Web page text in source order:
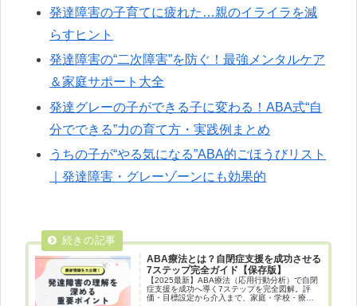
発達障害の子育てに疲れた…親のイライラを減
らすヒント
発達障害の“二次障害”を防ぐ！最強メンタルケア
＆家庭サポート大全
発達グレーの子ができる子に変わる！ABA式“自
分でできる”力の育て方・実践例まとめ
うちの子が“やる気になる”ABA的ごほうびリスト
｜発達障害・グレーゾーンにも効果的
ABA療法とは？自閉症支援を成功させる
7ステップ完全ガイド【保存版】
【2025最新】ABA療法（応用行動分析）で自閉